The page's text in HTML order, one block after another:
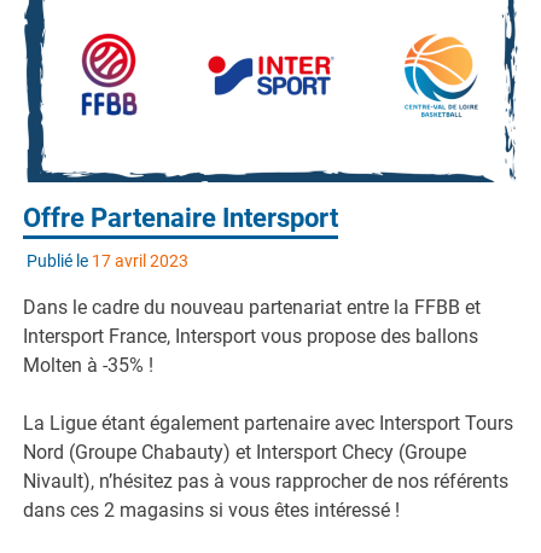
Offre Partenaire Intersport
Publié le 17 avril 2023
Dans le cadre du nouveau partenariat entre la FFBB et
Intersport France, Intersport vous propose des ballons
Molten à -35% !
La Ligue étant également partenaire avec Intersport Tours
Nord (Groupe Chabauty) et Intersport Checy (Groupe
Nivault), n’hésitez pas à vous rapprocher de nos référents
dans ces 2 magasins si vous êtes intéressé !